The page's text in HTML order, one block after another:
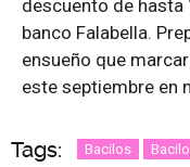
descuento de hasta
banco Falabella.
ensueño que
este septiembre en
Tags: Bacilos